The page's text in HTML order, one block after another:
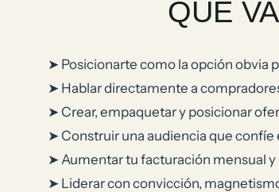
QUÉ
➤ Posicionarte como la opción obvia
➤ Hablar directamente a
➤ Crear, empaquetar y posicionar
➤ Construir una audiencia que confíe
➤ Aumentar tu facturación mensual y
➤ Liderar con convicción,